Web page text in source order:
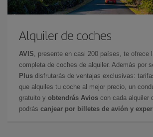
Alquiler de coches
AVIS , presente en casi 200 países, te ofrece
completa de coches de alquiler. Además por
Plus disfrutarás de ventajas exclusivas:
que alquiles tu coche al mejor precio, un
gratuito y obtendrás Avios con cada alquiler
podrás canjear por billetes de avión y